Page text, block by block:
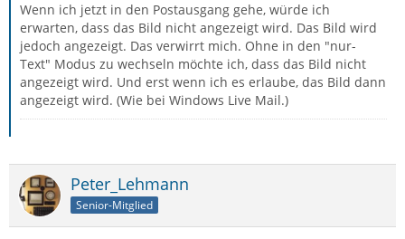
Wenn ich jetzt in den Postausgang gehe, würde ich
erwarten, dass das Bild nicht angezeigt wird. Das Bild wird
jedoch angezeigt. Das verwirrt mich. Ohne in den "nur-
Text" Modus zu wechseln möchte ich, dass das Bild nicht
angezeigt wird. Und erst wenn ich es erlaube, das Bild dann
angezeigt wird. (Wie bei Windows Live Mail.)
Peter_Lehmann
Senior-Mitglied